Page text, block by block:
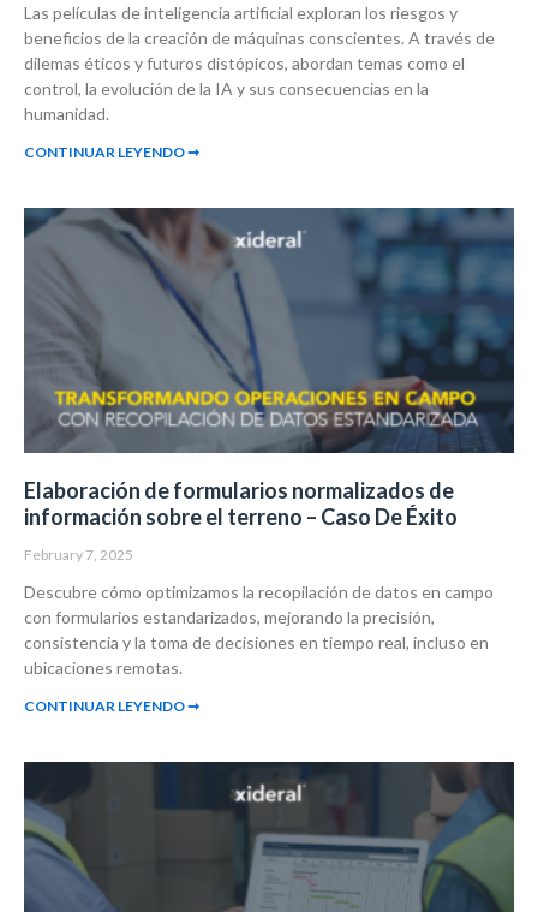
Las películas de inteligencia artificial exploran los riesgos y
beneficios de la creación de máquinas conscientes. A través de
dilemas éticos y futuros distópicos, abordan temas como el
control, la evolución de la IA y sus consecuencias en la
humanidad.
CONTINUAR LEYENDO ➞
Elaboración de formularios normalizados de
información sobre el terreno – Caso De Éxito
February 7, 2025
Descubre cómo optimizamos la recopilación de datos en campo
con formularios estandarizados, mejorando la precisión,
consistencia y la toma de decisiones en tiempo real, incluso en
ubicaciones remotas.
CONTINUAR LEYENDO ➞